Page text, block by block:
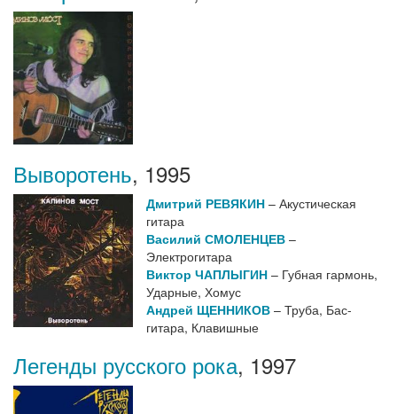
Выворотень, 1995
Дмитрий РЕВЯКИН – Акустическая
гитара
Василий СМОЛЕНЦЕВ –
Электрогитара
Виктор ЧАПЛЫГИН – Губная гармонь,
Ударные, Хомус
Андрей ЩЕННИКОВ – Труба, Бас-
гитара, Клавишные
Легенды русского рока, 1997